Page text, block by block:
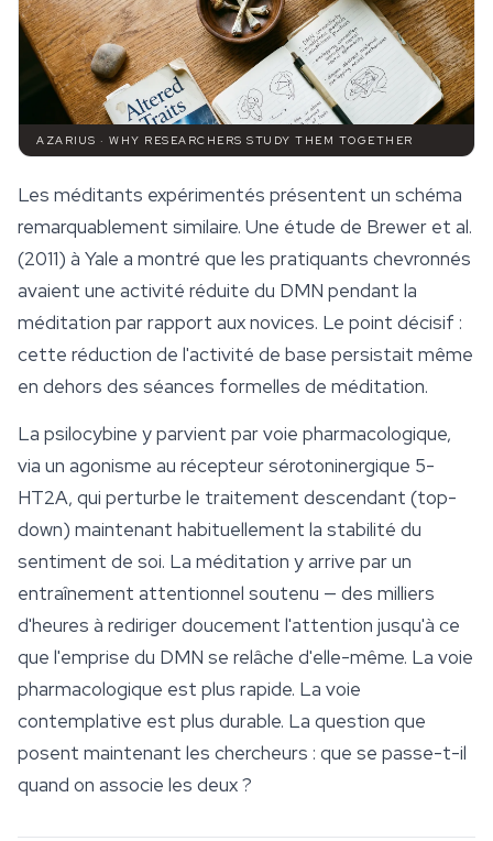
AZARIUS · WHY RESEARCHERS STUDY THEM TOGETHER
Les méditants expérimentés présentent un schéma
remarquablement similaire. Une étude de Brewer et al.
(2011) à Yale a montré que les pratiquants chevronnés
avaient une activité réduite du DMN pendant la
méditation par rapport aux novices. Le point décisif :
cette réduction de l'activité de base persistait même
en dehors des séances formelles de méditation.
La psilocybine y parvient par voie pharmacologique,
via un agonisme au récepteur sérotoninergique 5-
HT2A, qui perturbe le traitement descendant (top-
down) maintenant habituellement la stabilité du
sentiment de soi. La méditation y arrive par un
entraînement attentionnel soutenu — des milliers
d'heures à rediriger doucement l'attention jusqu'à ce
que l'emprise du DMN se relâche d'elle-même. La voie
pharmacologique est plus rapide. La voie
contemplative est plus durable. La question que
posent maintenant les chercheurs : que se passe-t-il
quand on associe les deux ?